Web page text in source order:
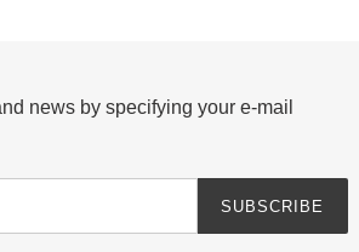
news by specifying your e-mail
SUBSCRIBE